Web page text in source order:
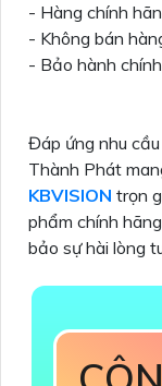
- Hàng chính
- Không bán
- Bảo hành
Đáp ứng nhu
Thành Phát
KBVISION trọn
phẩm chính
bảo sự hài lòng